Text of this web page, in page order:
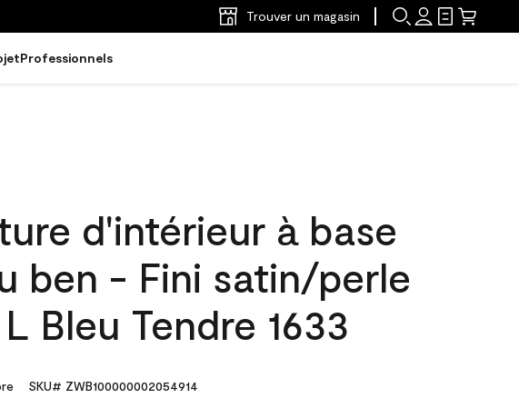
Trouver un magasin
Professionnels
d'intérieur à base
ben - Fini satin/perle
Bleu Tendre 1633
SKU# ZWB100000002054914